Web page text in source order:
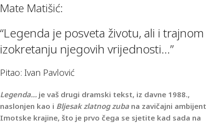
Mate Matišić:
“Legenda je posveta životu, ali i trajnom
izokretanju njegovih vrijednosti…”
Pitao: Ivan Pavlović
Legenda… je vaš drugi dramski tekst, iz davne 1988.,
naslonjen kao i Bljesak zlatnog zuba na zavičajni ambijent
Imotske krajine, što je prvo čega se sjetite kad sada na